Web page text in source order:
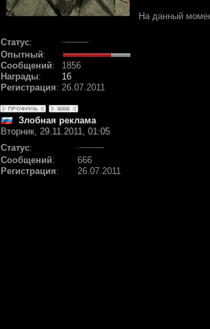
Статус:
Опытный:
Сообщений:
1856
Награды:
16
Регистрация: 26.07.2011
На данный
Злобная реклама
Вторник, 29.11.2011, 01:05
Статус:
Сообщений:
666
Регистрация: 26.07.2011